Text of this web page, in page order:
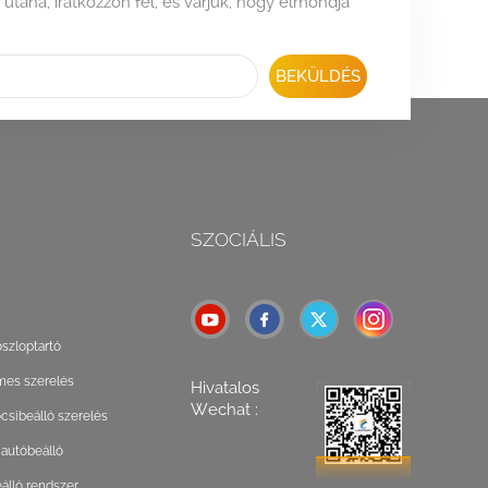
BEKÜLDÉS
szerelés
szerelés
SZOCIÁLIS
Hivatalos
Wechat :